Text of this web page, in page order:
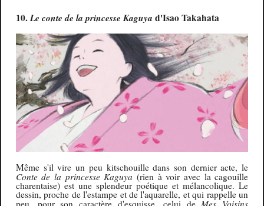
10.Le conte de la princesse Kaguya d'Isao Takahata
Même s'il vire un peu kitschouille dans son dernier acte, le
Conte de la princesse Kaguya (rien à voir avec la cagouille
charentaise) est une splendeur poétique et mélancolique. Le
dessin, proche de l'estampe et de l'aquarelle, et qui rappelle un
Mes Voisins